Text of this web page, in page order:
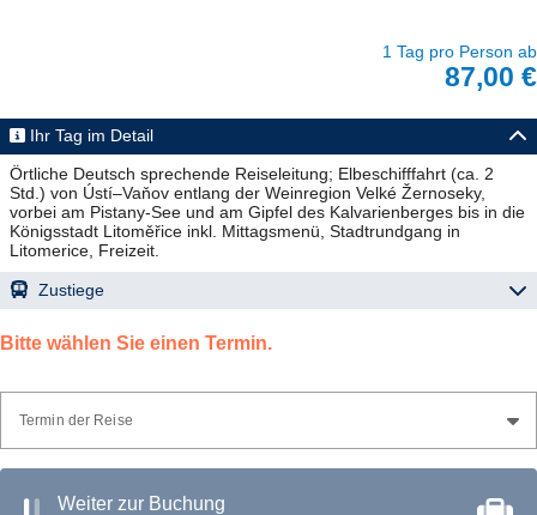
1 Tag pro Person ab
87,00 €
Ihr Tag im Detail
Örtliche Deutsch sprechende Reiseleitung; Elbeschifffahrt (ca. 2
Std.) von Ústí–Vaňov entlang der Weinregion Velké Žernoseky,
vorbei am Pistany-See und am Gipfel des Kalvarienberges bis in die
Königsstadt Litoměřice inkl. Mittagsmenü, Stadtrundgang in
Litomerice, Freizeit.
Zustiege
06:15 UhrRiesa (01587), Busbahnhof, Bahnhofstraße
07:00 UhrCoswig (01640), Bahnhof
07:45 UhrDresden (01097), Bushst. Bahnhof Neustadt (am Parkplatz),
Bitte wählen Sie einen Termin.
Termin der Reise
Weiter zur Buchung